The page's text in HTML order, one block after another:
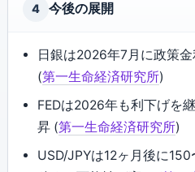
4 今後の展開
日銀は2026年7月に政策
(第一生命経済研究所)
FEDは2026年も利下げを
昇 (第一生命経済研究所)
USD/JPYは12ヶ月後に